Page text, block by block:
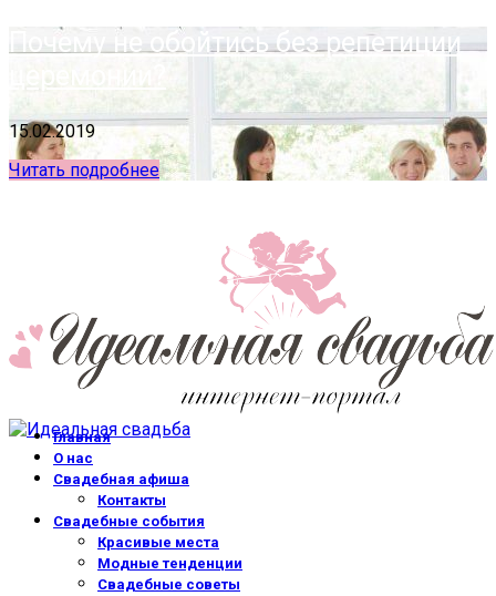
Почему не обойтись без репетиции
церемонии?
15.02.2019
Читать подробнее
Главная
О нас
Свадебная афиша
Контакты
Свадебные события
Красивые места
Модные тенденции
Свадебные советы